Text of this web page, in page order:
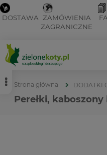
DOSTAWA ZAMÓWIENIA
ZAGRANICZNE
Strona główna DODATKI
Perełki, kaboszony